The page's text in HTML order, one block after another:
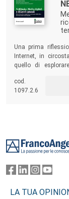
Una prima
Internet, in
quello di
termini e
media.
cod.
1097.2.6
LA TUA